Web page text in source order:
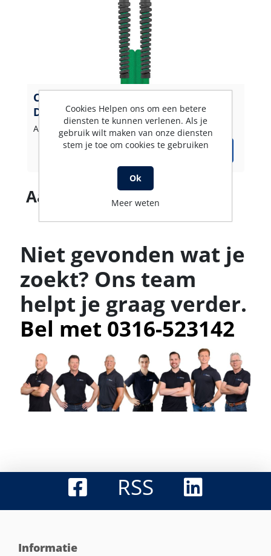
CARWASH COMFORT groen 6 x 4,7 M.
DKOL 18
Artikelnummer: 4650763047
Aantal producten
Niet gevonden wat je
zoekt? Ons team
helpt je graag verder.
Bel met 0316-523142
RSS
Informatie
Cookies Helpen ons om een betere
diensten te kunnen verlenen. Als je
gebruik wilt maken van onze diensten
stem je toe om cookies te gebruiken
Ok
Meer weten